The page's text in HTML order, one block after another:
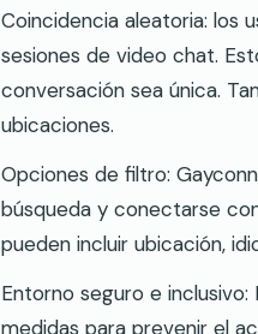
Coincidencia aleatoria: los
sesiones de video chat.
conversación sea única.
ubicaciones.
Opciones de filtro:
búsqueda y conectarse
pueden incluir ubicación,
Entorno seguro e
medidas para prevenir el